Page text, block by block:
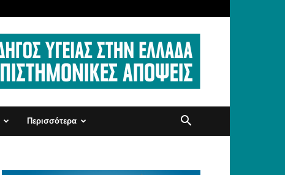
Περισσότερα